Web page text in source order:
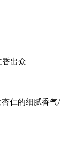
香出众
杏仁的细腻香气/